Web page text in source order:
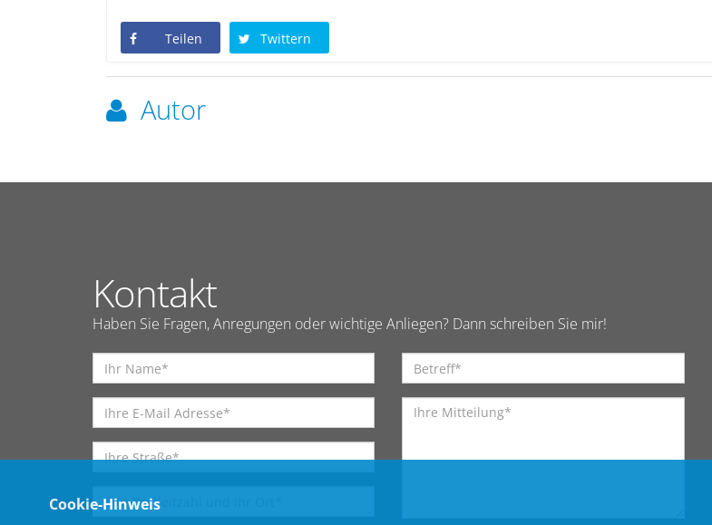
Teilen Twittern
Autor
Kontakt
Haben Sie Fragen, Anregungen oder wichtige Anliegen? Dann schreiben Sie mir!
Cookie-Hinweis